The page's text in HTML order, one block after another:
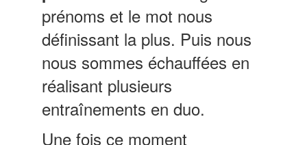
prénoms et le mot nous
définissant la plus. Puis nous
nous sommes échauffées en
réalisant plusieurs
entraînements en duo.
Une fois ce moment